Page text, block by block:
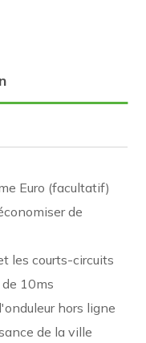
Euro (facultatif)
de
les courts-circuits
10ms
hors ligne
de la ville